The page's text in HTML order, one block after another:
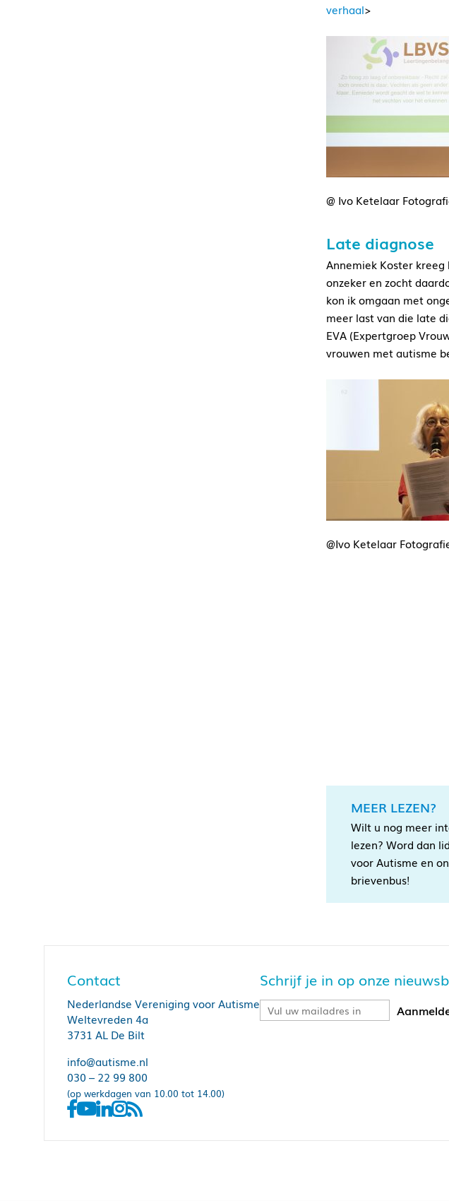
verhaal>
@ Ivo Ketelaar
Late diagnose
Annemiek Koster kreeg
onzeker en zocht
kon ik omgaan met
meer last van die late
EVA (Expertgroep
vrouwen met autisme
@Ivo Ketelaar
MEER LEZEN?
Wilt u nog meer
lezen? Word dan
voor Autisme en
brievenbus!
Contact
Nederlandse Vereniging voor Autisme
Weltevreden 4a
3731 AL De Bilt
info@autisme.nl
030 – 22 99 800
(op werkdagen van 10.00 tot 14.00)
Schrijf je in op onze